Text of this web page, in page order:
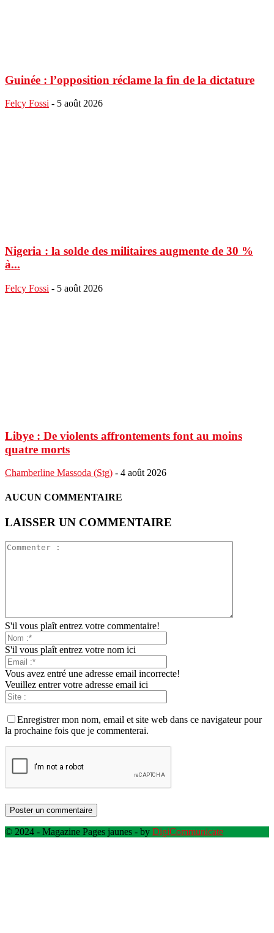
Guinée : l’opposition réclame la fin de la dictature
Felcy Fossi - 5 août 2026
Nigeria : la solde des militaires augmente de 30 %
à...
Felcy Fossi - 5 août 2026
Libye : De violents affrontements font au moins
quatre morts
Chamberline Massoda (Stg) - 4 août 2026
AUCUN COMMENTAIRE
LAISSER UN COMMENTAIRE
S'il vous plaît entrez votre commentaire!
S'il vous plaît entrez votre nom ici
Vous avez entré une adresse email incorrecte!
Veuillez entrer votre adresse email ici
Enregistrer mon nom, email et site web dans ce navigateur pour
la prochaine fois que je commenterai.
© 2024 - Magazine Pages jaunes - by DigiCommunicate